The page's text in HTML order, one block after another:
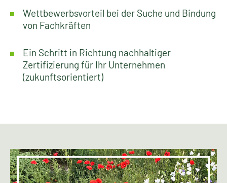
Wettbewerbsvorteil bei der Suche und Bindung
von Fachkräften
Ein Schritt in Richtung nachhaltiger
Zertifizierung für Ihr Unternehmen
(zukunftsorientiert)